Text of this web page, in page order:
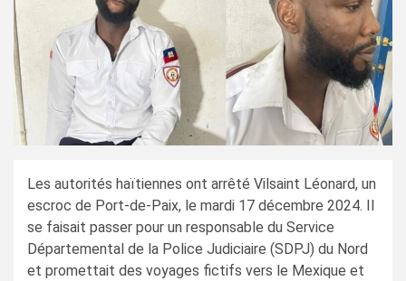
Les autorités haïtiennes ont arrêté Vilsaint Léonard, un
escroc de Port-de-Paix, le mardi 17 décembre 2024. Il
se faisait passer pour un responsable du Service
Départemental de la Police Judiciaire (SDPJ) du Nord
et promettait des voyages fictifs vers le Mexique et